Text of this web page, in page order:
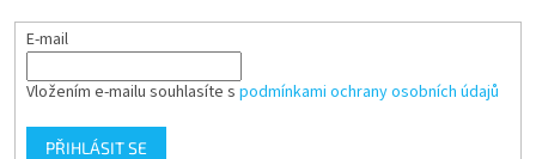
E-mail
Vložením e-mailu souhlasíte s podmínkami ochrany osobních údajů
PŘIHLÁSIT SE